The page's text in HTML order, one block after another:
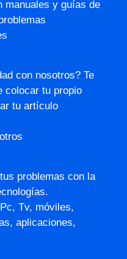
manuales y guías de
con nosotros? Te
colocar tu propio
tu artículo
problemas con la
Tv, móviles,
aplicaciones,